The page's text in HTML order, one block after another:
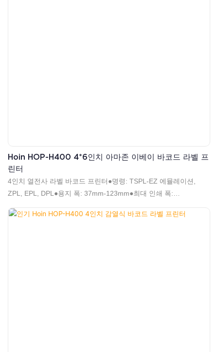
Hoin HOP-H400 4*6인치 아마존 이베이 바코드 라벨 프
린터
4인치 열전사 라벨 바코드 프린터●명령: TSPL-EZ 에뮬레이션,
ZPL, EPL, DPL●용지 폭: 37mm-123mm●최대 인쇄 폭:
152mm/s(6인치/s)(최대)●롤 유형 및 접이식 유형 용지 지원●직경